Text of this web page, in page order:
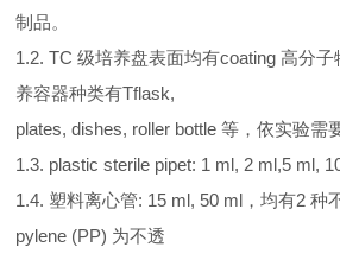
制品。
1.2. TC 级培养盘表面均有coating 高分
养容器种类有Tflask,
plates, dishes, roller bottle 等，依实验需
1.3. plastic sterile pipet: 1 ml, 2 ml,5 ml,
1.4. 塑料离心管: 15 ml, 50 ml，均有2 种
pylene (PP) 为不透